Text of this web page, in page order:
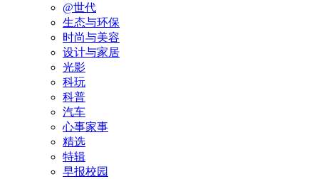
@世代
生态与环保
时尚与美容
设计与家居
光影
科玩
科普
汽车
心事家事
精选
特辑
早报校园